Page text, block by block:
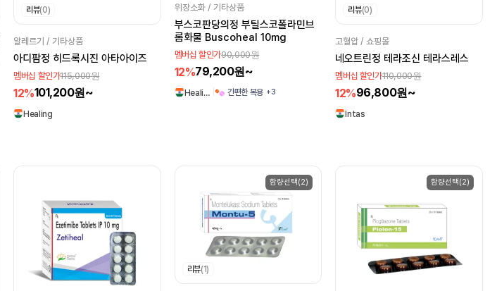
리뷰(0)
알레르기 / 기타상품
아디팜정 히드록시진 아타아이즈
멤버십 할인가115,000원
12%101,200원~
Healing
위장소화 / 기타상품
부스코판당의정 부틸스코폴라민브
롬화물 Buscoheal 10mg
멤버십 할인가90,000원
12%79,200원~
Heali… 간편한 복용 +3
리뷰(0)
고혈압 / 쇼핑몰
네오트린정 테라조신 테라스레스
멤버십 할인가110,000원
12%96,800원~
Intas
함량선택(2)
리뷰(1)
함량선택(2)